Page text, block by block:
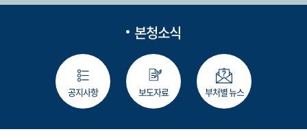
본청소식
공지사항 보도자료 부처별 뉴스